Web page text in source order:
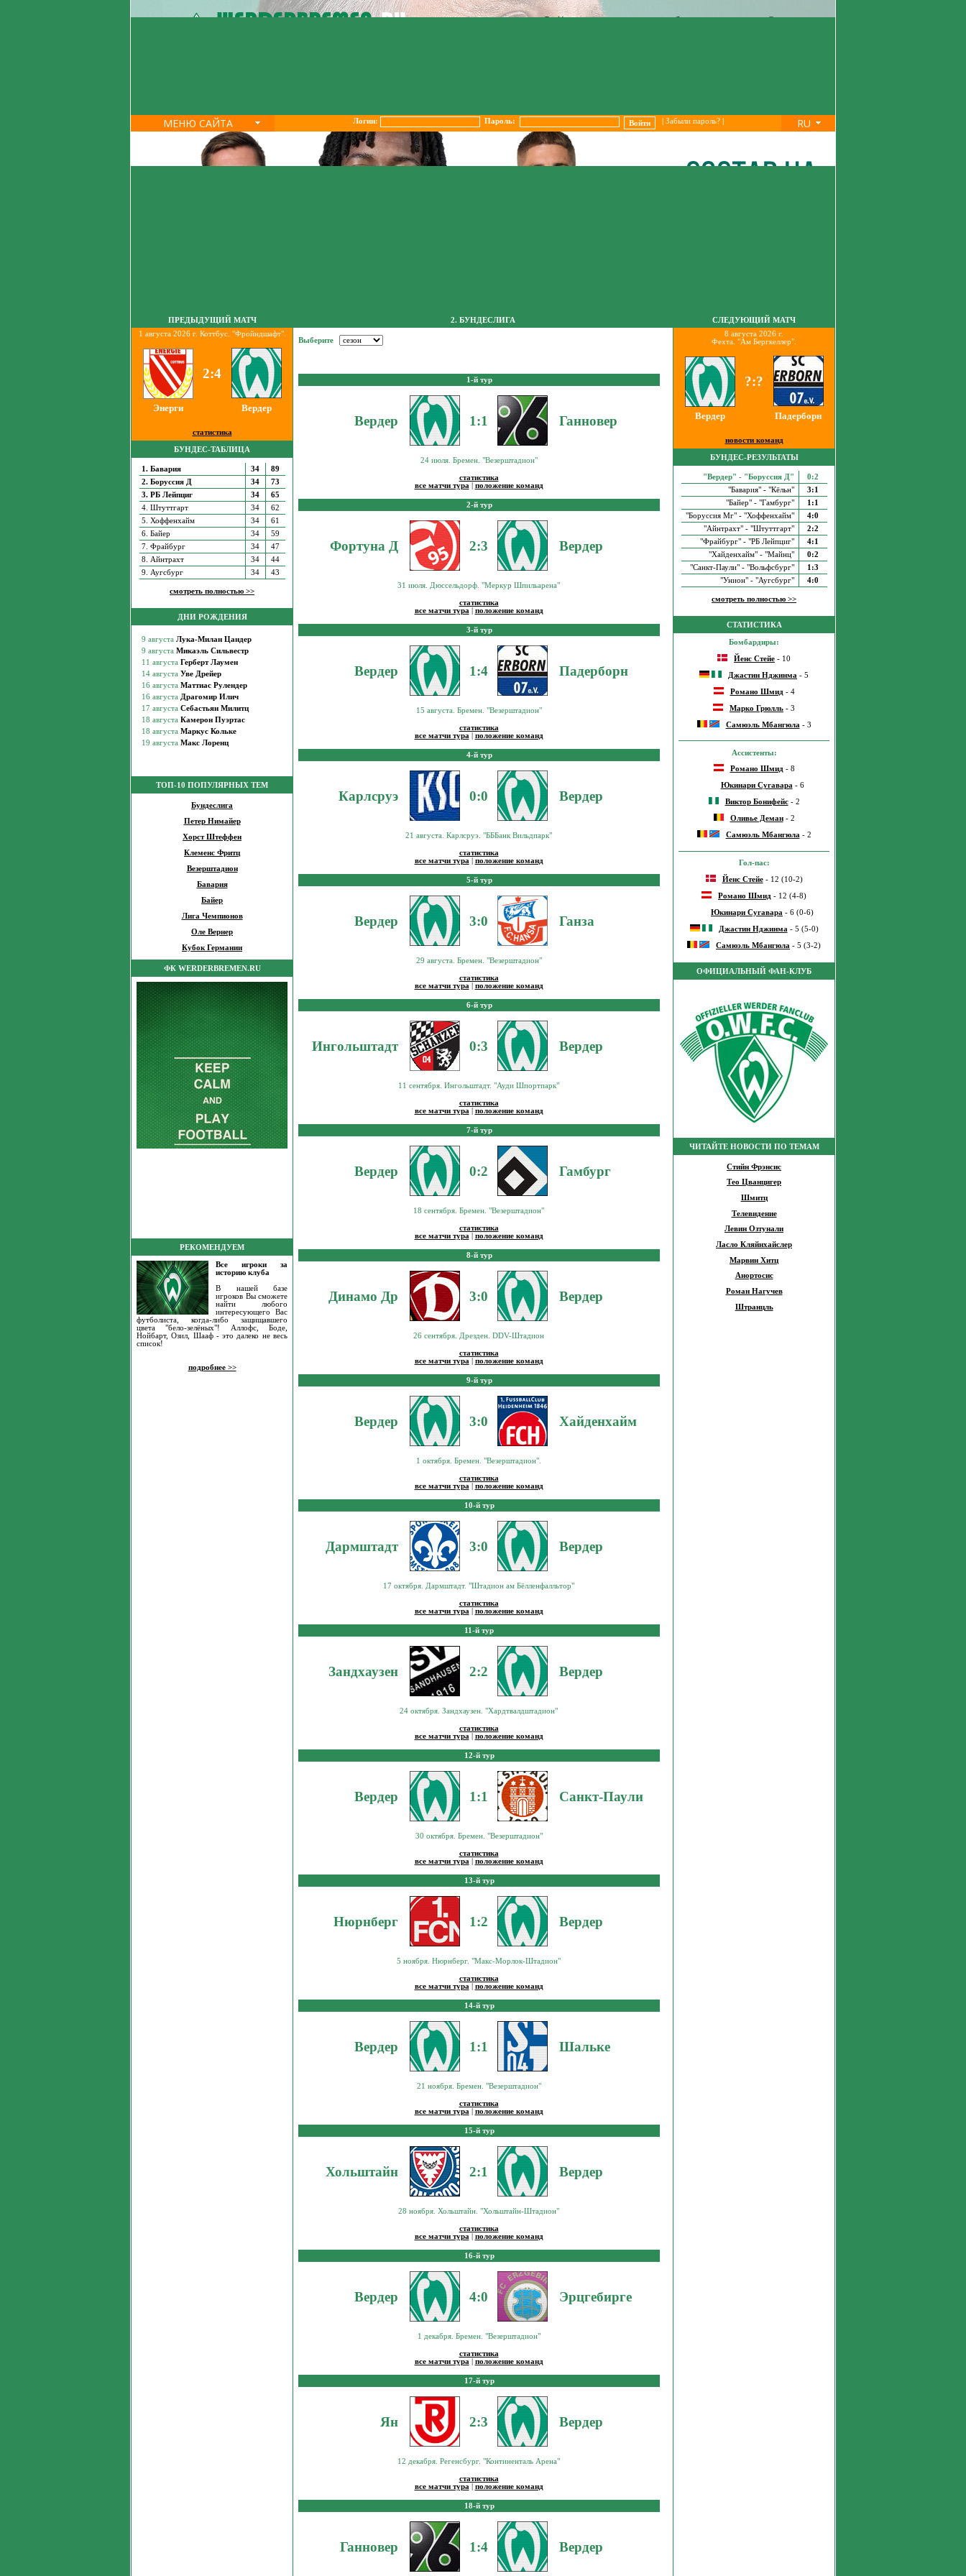
МЕНЮ САЙТА Логин: Пароль: Забыли пароль?| RU
ПРЕДЫДУЩИЙ МАТЧ
1 августа 2026 г. Коттбус. "Фройндшафт".
2:4
Энерги Вердер
статистика
БУНДЕС-ТАБЛИЦА
1. Бавария 34
89
2. Боруссия Д
34
73
3. РБ Лейпциг
34
65
4. Штуттгарт
34
62
5. Хоффенхайм
34
61
6. Байер
34
59
7. Фрайбург
34
47
8. Айнтрахт
34
44
9. Аугсбург
34 43
смотреть полностью >>
ДНИ РОЖДЕНИЯ
ТОП-10 ПОПУЛЯРНЫХ ТЕМ
Бундеслига
Петер Нимайер
Хорст Штеффен
Клеменс Фритц
Везерштадион
Бавария
Байер
Лига Чемпионов
Оле Вернер
Кубок Германии
ФК WERDERBREMEN.RU
РЕКОМЕНДУЕМ
Все игроки за
историю клуба
В нашей базе
игроков Вы сможете
найти любого
интересующего Вас
футболиста, когда-либо защищавшего
цвета "бело-зелёных"! Аллофс, Боде,
Нойбарт, Озил, Шааф - это далеко не весь
список!
подробнее >>
2. БУНДЕСЛИГА
Выберите
1-й тур
Вердер 1:1 Ганновер
24 июля. Бремен. "Везерштадион"
статистика
все матчи тура
положение команд
2-й тур
Фортуна Д 2:3 Вердер
31 июля. Дюссельдорф. "Меркур Шпильарена"
статистика
все матчи тура
положение команд
3-й тур
Вердер 1:4 Падерборн
15 августа. Бремен. "Везерштадион"
статистика
все матчи тура
положение команд
4-й тур
Карлсруэ 0:0 Вердер
21 августа. Карлсруэ. "БББанк Вильдпарк"
статистика
все матчи тура
положение команд
5-й тур
Вердер 3:0 Ганза
29 августа. Бремен. "Везерштадион"
статистика
все матчи тура
положение команд
6-й тур
Ингольштадт 0:3 Вердер
11 сентября. Ингольштадт. "Ауди Шпортпарк"
статистика
все матчи тура
положение команд
7-й тур
Вердер 0:2 Гамбург
18 сентября. Бремен. "Везерштадион"
статистика
все матчи тура
положение команд
8-й тур
Динамо Др 3:0 Вердер
26 сентября. Дрезден. DDV-Штадион
статистика
все матчи тура
положение команд
9-й тур
Вердер 3:0 Хайденхайм
1 октября. Бремен. "Везерштадион".
статистика
все матчи тура
положение команд
10-й тур
Дармштадт 3:0 Вердер
17 октября. Дармштадт. "Штадион ам Бёлленфалльтор"
статистика
все матчи тура
положение команд
11-й тур
Зандхаузен 2:2 Вердер
24 октября. Зандхаузен. "Хардтвалдштадион"
статистика
все матчи тура
положение команд
12-й тур
Вердер 1:1 Санкт-Паули
30 октября. Бремен. "Везерштадион"
статистика
все матчи тура
положение команд
13-й тур
Нюрнберг 1:2 Вердер
5 ноября. Нюрнберг. "Макс-Морлок-Штадион"
статистика
все матчи тура
положение команд
14-й тур
Вердер 1:1 Шальке
21 ноября. Бремен. "Везерштадион"
статистика
все матчи тура
положение команд
15-й тур
Хольштайн 2:1 Вердер
28 ноября. Хольштайн. "Хольштайн-Штадион"
статистика
все матчи тура
положение команд
16-й тур
Вердер 4:0 Эрцгебирге
1 декабря. Бремен. "Везерштадион"
статистика
все матчи тура
положение команд
17-й тур
Ян 2:3 Вердер
12 декабря. Регенсбург. "Континенталь Арена"
статистика
все матчи тура
положение команд
18-й тур
Ганновер 1:4 Вердер
СЛЕДУЮЩИЙ МАТЧ
8 августа 2026 г.
Фехта. "Ам Бергкеллер".
?:?
Вердер Падерборн
новости команд
БУНДЕС-РЕЗУЛЬТАТЫ
"Вердер" - "Боруссия Д"
0:2
"Бавария" - "Кёльн"
3:1
"Байер" - "Гамбург"
1:1
"Боруссия Мг" - "Хоффенхайм"
4:0
"Айнтрахт" - "Штуттгарт"
2:2
"Фрайбург" - "РБ Лейпциг"
4:1
"Хайденхайм" - "Майнц"
0:2
"Санкт-Паули" - "Вольфсбург"
1:3
"Унион" - "Аугсбург"
4:0
смотреть полностью >>
СТАТИСТИКА
Бомбардиры:
Йенс Стейе - 10
Джастин Нджинма - 5
Романо Шмид- 4
Марко Грюлль - 3
Самюэль Мбангюла - 3
Ассистенты:
Романо Шмид- 8
Юкинари Сугавара- 6
Виктор Бонифейс- 2
Оливье Деман- 2
Самюэль Мбангюла- 2
Гол-пас:
Йенс Стейе- 12 (10-2)
Романо Шмид - 12 (4-8)
Юкинари Сугавара - 6 (0-6)
Джастин Нджинма - 5 (5-0)
Самюэль Мбангюла - 5 (3-2)
ОФИЦИАЛЬНЫЙ ФАН-КЛУБ
ЧИТАЙТЕ НОВОСТИ ПО ТЕМАМ
Стийн Фрэнсис
Тео Цванцигер
Шмитц
Телевидение
Левин Озтунали
Ласло Кляйнхайслер
Марвин Хитц
Анортосис
Роман Нагучев
Штранцль